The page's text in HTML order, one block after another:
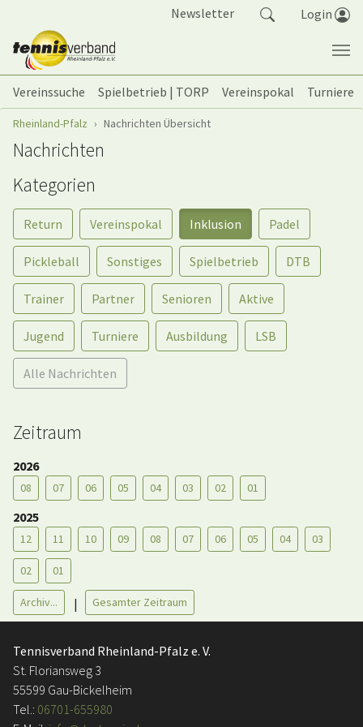
Newsletter Login
Vereinssuche Spielbetrieb | TORP Vereinspokal
Turniere
Sie sind hier:
Rheinland-Pfalz Nachrichten Übersicht
Nachrichten
Kategorien
Return Vereinspokal Inklusion Padel
Pickleball Sonstiges Spielbetrieb DTB
Trainer Partner Senioren Aktive
Jugend Turniere Ausbildung LSB
Alle Nachrichten
Zeitraum
2026
08 07 06 05 04 03 02 01
2025
12 11 10 09 08 07 06 05 04 03
02 01
Archiv... | Gesamter Zeitraum
Tennisverband Rheinland-Pfalz e. V.
St. Floriansweg 3
55599 Gau-Bickelheim
Tel.: 06701-655980